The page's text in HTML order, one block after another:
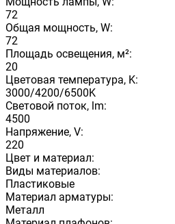
72
Общая мощность, W:
72
Площадь освещения, м²:
20
Цветовая температура, K:
3000/4200/6500K
Световой поток, lm:
4500
Напряжение, V:
220
Цвет и материал:
Виды материалов:
Пластиковые
Материал арматуры:
Металл